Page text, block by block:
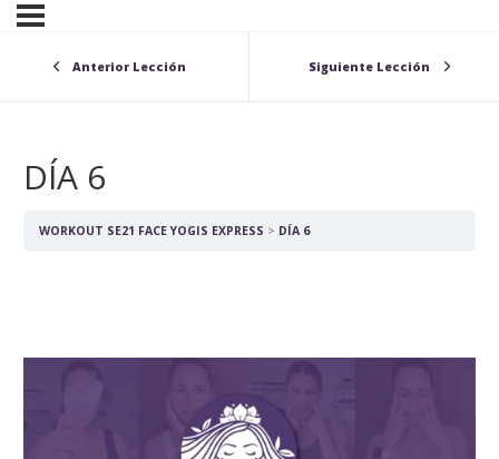
Anterior Lección Siguiente Lección
DÍA 6
WORKOUT SE21 FACE YOGIS EXPRESS DÍA 6